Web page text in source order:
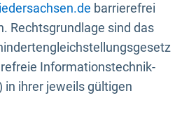
barrierefrei
Rechtsgrundlage sind das
Informationstechnik-
in ihrer jeweils gültigen